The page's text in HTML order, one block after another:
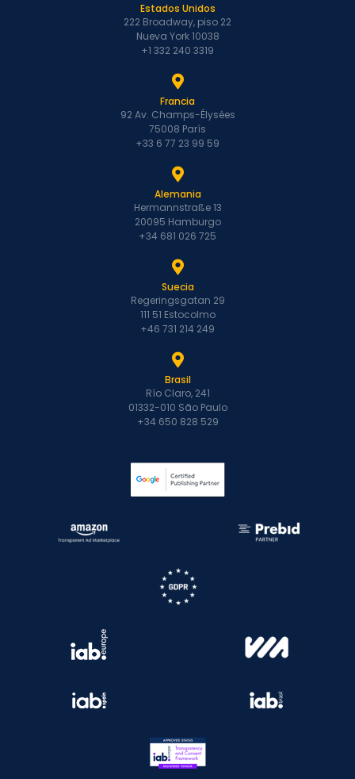
Estados Unidos
222 Broadway, piso 22
Nueva York 10038
+1 332 240 3319
Francia
92 Av. Champs-Élysées
75008 París
+33 6 77 23 99 59
Alemania
Hermannstraße 13
20095 Hamburgo
+34 681 026 725
Suecia
Regeringsgatan 29
111 51 Estocolmo
+46 731 214 249
Brasil
Río Claro, 241
01332-010 São Paulo
+34 650 828 529